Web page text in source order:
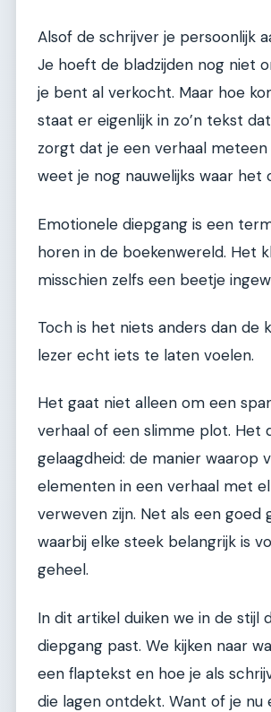
Alsof de schrijver je persoonlijk
Je hoeft de bladzijden nog niet
je bent al verkocht. Maar hoe
staat er eigenlijk in zo’n tekst
zorgt dat je een verhaal
weet je nog nauwelijks waar het
Emotionele diepgang is een
horen in de boekenwereld. Het
misschien zelfs een beetje
Toch is het niets anders dan de
lezer echt iets te laten voelen.
Het gaat niet alleen om een
verhaal of een slimme plot. Het
gelaagdheid: de manier waarop
elementen in een verhaal met
verweven zijn. Net als een goed
waarbij elke steek belangrijk is
geheel.
In dit artikel duiken we in de stijl
diepgang past. We kijken naar
een flaptekst en hoe je als
die lagen ontdekt. Want of je nu